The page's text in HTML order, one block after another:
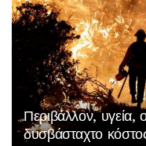
Περιβάλλον, υγεία,
δυσβάσταχτο